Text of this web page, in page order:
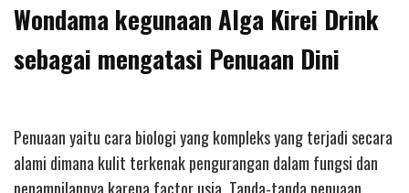
Wondama kegunaan Alga Kirei Drink
sebagai mengatasi Penuaan Dini
Penuaan yaitu cara biologi yang kompleks yang terjadi secara
alami dimana kulit terkenak pengurangan dalam fungsi dan